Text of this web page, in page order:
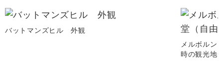
バットマンズヒル 外観
メルボルン
時の観光地